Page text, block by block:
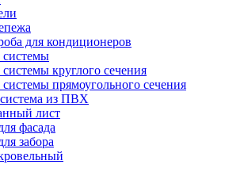
для кондиционеров
круглого сечения
прямоугольного сечения
из ПВХ
лист
фасада
забора